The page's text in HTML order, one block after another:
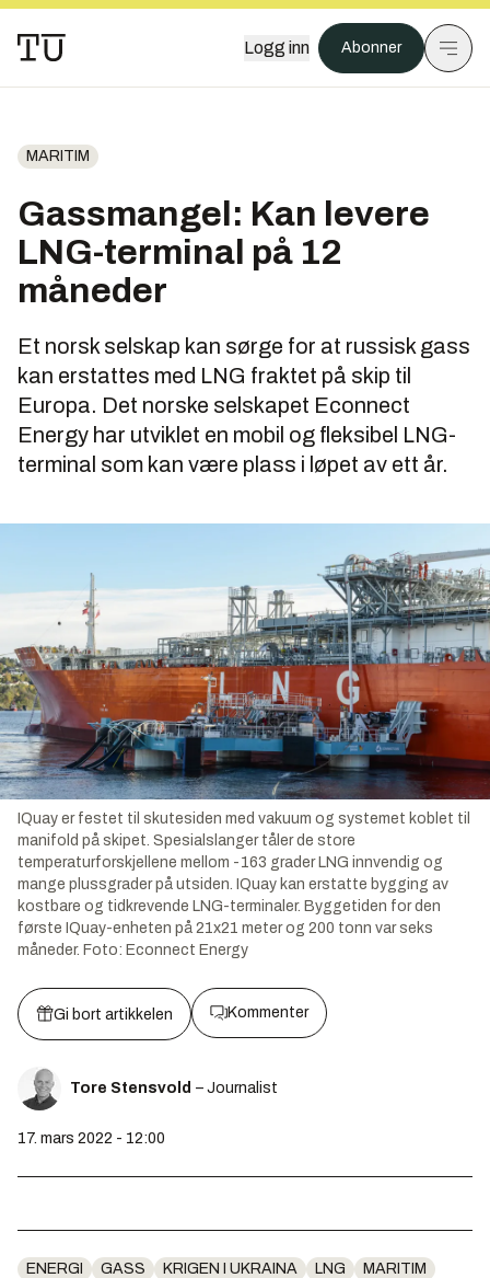
Logg inn Abonner
MARITIM
Gassmangel: Kan levere
LNG-terminal på 12
måneder
Et norsk selskap kan sørge for at russisk gass
kan erstattes med LNG fraktet på skip til
Europa. Det norske selskapet Econnect
Energy har utviklet en mobil og fleksibel LNG-
terminal som kan være plass i løpet av ett år.
IQuay er festet til skutesiden med vakuum og systemet koblet til
manifold på skipet. Spesialslanger tåler de store
temperaturforskjellene mellom -163 grader LNG innvendig og
mange plussgrader på utsiden. IQuay kan erstatte bygging av
kostbare og tidkrevende LNG-terminaler. Byggetiden for den
første IQuay-enheten på 21x21 meter og 200 tonn var seks
måneder. Foto: Econnect Energy
Gi bort artikkelen Kommenter
Tore Stensvold – Journalist
17. mars 2022 - 12:00
ENERGI GASS KRIGEN I UKRAINA LNG MARITIM